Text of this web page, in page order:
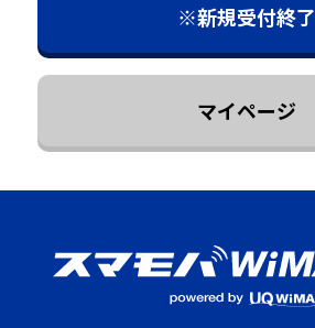
※新規受付終了
マイページ